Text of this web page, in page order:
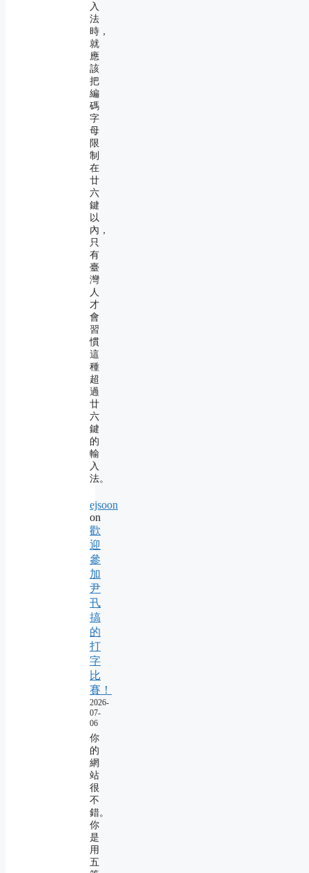
入
法
時，
就
應
該
把
編
碼
字
母
限
制
在
廿
六
鍵
以
內，
只
有
臺
灣
人
才
會
習
慣
這
種
超
過
廿
六
鍵
的
輸
入
法。
ejsoon
on
歡
迎
參
加
尹
卂
搞
的
打
字
比
賽！
2026-
07-
06
你
的
網
站
很
不
錯。
你
是
用
五